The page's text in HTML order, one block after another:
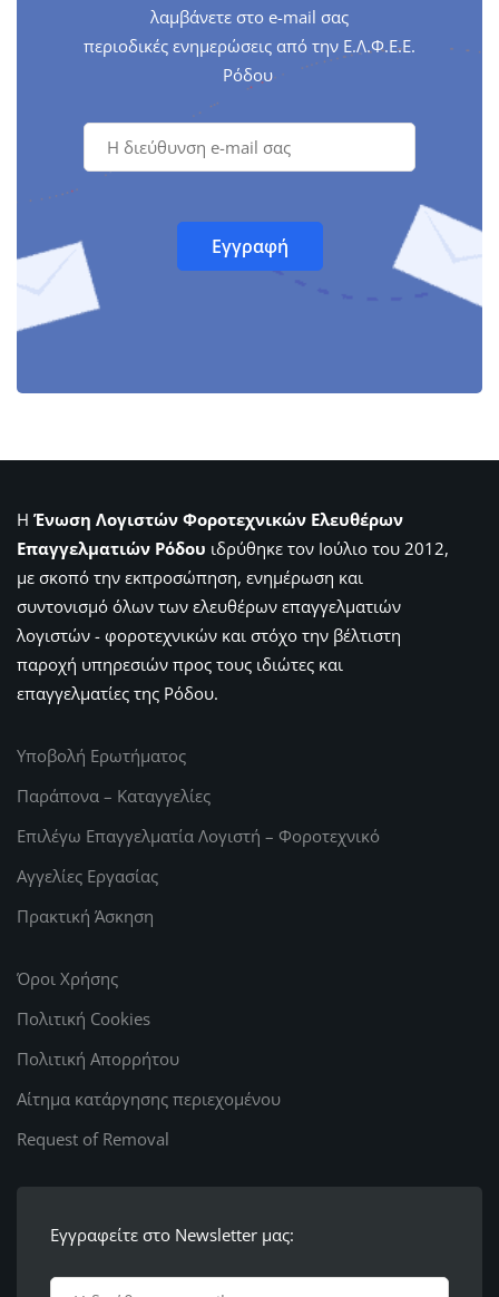
λαμβάνετε στο e-mail σας
περιοδικές ενημερώσεις από την Ε.Λ.Φ.Ε.Ε.
Ρόδου
Η Ένωση Λογιστών Φοροτεχνικών Ελευθέρων
Επαγγελματιών Ρόδου ιδρύθηκε τον Ιούλιο του 2012,
με σκοπό την εκπροσώπηση, ενημέρωση και
συντονισμό όλων των ελευθέρων επαγγελματιών
λογιστών - φοροτεχνικών και στόχο την βέλτιστη
παροχή υπηρεσιών προς τους ιδιώτες και
επαγγελματίες της Ρόδου.
Υποβολή Ερωτήματος
Παράπονα – Καταγγελίες
Επιλέγω Επαγγελματία Λογιστή – Φοροτεχνικό
Αγγελίες Εργασίας
Πρακτική Άσκηση
Όροι Χρήσης
Πολιτική Cookies
Πολιτική Απορρήτου
Αίτημα κατάργησης περιεχομένου
Request of Removal
Εγγραφείτε στο Newsletter μας: